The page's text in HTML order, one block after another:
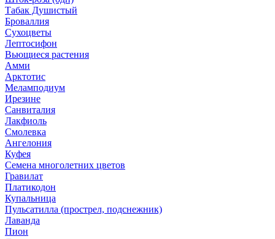
Табак Душистый
Броваллия
Сухоцветы
Лептосифон
Вьющиеся растения
Амми
Арктотис
Меламподиум
Ирезине
Санвиталия
Лакфиоль
Смолевка
Ангелония
Куфея
Семена многолетних цветов
Гравилат
Платикодон
Купальница
Пульсатилла (прострел, подснежник)
Лаванда
Пион